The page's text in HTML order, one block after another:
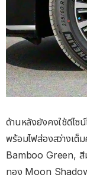
ด้านหลังยังคงใช้ดีไ
พร้อมไฟส่องสว่างเต็
Bamboo Green, สี
ทอง Moon